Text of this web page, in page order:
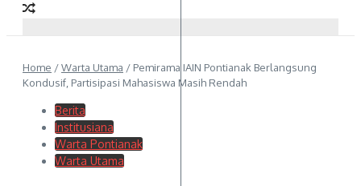
Home /Warta Utama / Pemirama IAIN Pontianak Berlangsung
Kondusif, Partisipasi Mahasiswa Masih Rendah
Berita
Institusiana
Warta Pontianak
Warta Utama